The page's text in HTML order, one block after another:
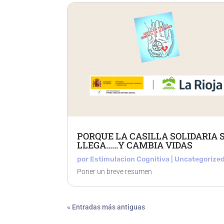
PORQUE LA CASILLA SOLIDARIA
LLEGA……Y CAMBIA VIDAS
por Estimulacion Cognitiva
Poner un breve resumen
« Entradas más antiguas